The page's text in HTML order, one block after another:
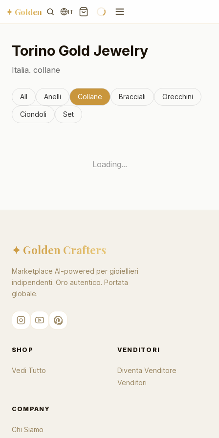
✦ Golden IT
Torino Gold Jewelry
Italia. collane
All Anelli Collane Bracciali Orecchini
Ciondoli Set
Loading...
✦ Golden Crafters
Marketplace AI-powered per gioiellieri
indipendenti. Oro autentico. Portata
globale.
SHOP
Vedi Tutto
VENDITORI
Diventa Venditore
Venditori
COMPANY
Chi Siamo